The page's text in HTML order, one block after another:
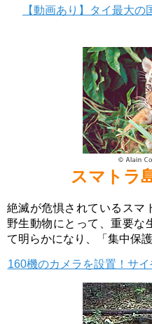
【動画あり】タイ最大
スマトラ
絶滅が危惧されているスマ
野生動物にとって、重要な
て明らかになり、「集中保
160機のカメラを設置！サ